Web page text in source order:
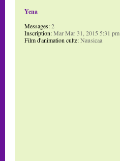
Yena
Messages:2
Inscription:Mar Mar 31, 2015 5:31 pm
Film d'animation culte:Nausicaa